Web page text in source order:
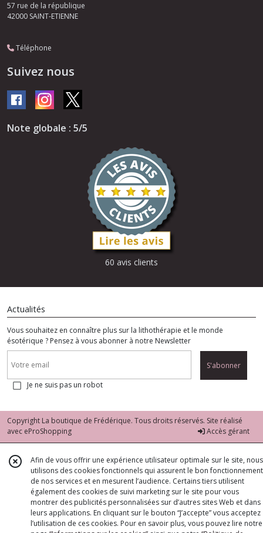
57 rue de la république
42000 SAINT-ETIENNE
Téléphone
Suivez nous
Note globale : 5/5
60 avis clients
Actualités
Vous souhaitez en connaître plus sur la lithothérapie et le monde
ésotérique ? Pensez à vous abonner à notre Newsletter
S'abonner
Je ne suis pas un robot
Copyright La boutique de Frédérique. Tous droits réservés. Site réalisé
avec eProShopping Accès gérant
Afin de vous offrir une expérience utilisateur optimale sur le site, nous
utilisons des cookies fonctionnels qui assurent le bon fonctionnement
de nos services et en mesurent l’audience. Certains tiers utilisent
également des cookies de suivi marketing sur le site pour vous
montrer des publicités personnalisées sur d’autres sites Web et dans
leurs applications. En cliquant sur le bouton “J’accepte” vous acceptez
l’utilisation de ces cookies. Pour en savoir plus, vous pouvez lire notre